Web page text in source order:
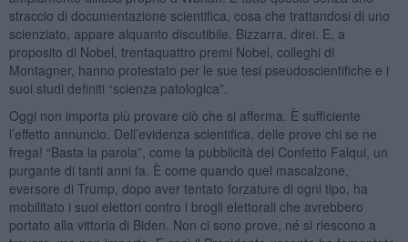
straccio di documentazione scientifica, cosa che trattandosi di uno
scienziato, appare alquanto discutibile. Bizzarra, direi. E, a
proposito di Nobel, trentaquattro premi Nobel, colleghi di
Montagner, hanno protestato per le sue tesi pseudoscientifiche e i
suoi studi definiti “scienza patologica”.
Oggi non importa più provare ciò che si afferma. È sufficiente
l’effetto annuncio. Dell’evidenza scientifica, delle prove chi se ne
frega! “Basta la parola”, come la pubblicità del Confetto Falqui, un
purgante di tanti anni fa. È come quando quel mascalzone,
eversore di Trump, dopo aver tentato forzature di ogni tipo, ha
mobilitato i suoi elettori contro i brogli elettorali che avrebbero
portato alla vittoria di Biden. Non ci sono prove, né si riescono a